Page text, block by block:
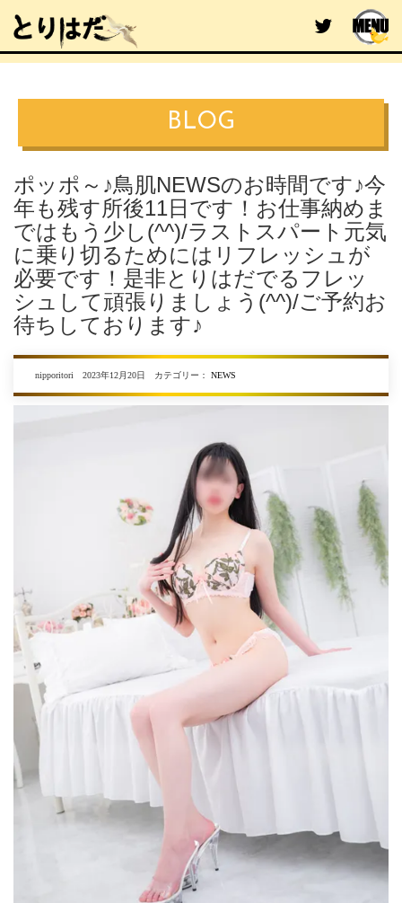
BLOG
ポッポ～♪鳥肌NEWSのお時間です♪今
年も残す所後11日です！お仕事納めま
ではもう少し(^^)/ラストスパート元気
に乗り切るためにはリフレッシュが
必要です！是非とりはだでるフレッ
シュして頑張りましょう(^^)/ご予約お
待ちしております♪
nipporitori 2023年12月20日 カテゴリー： NEWS